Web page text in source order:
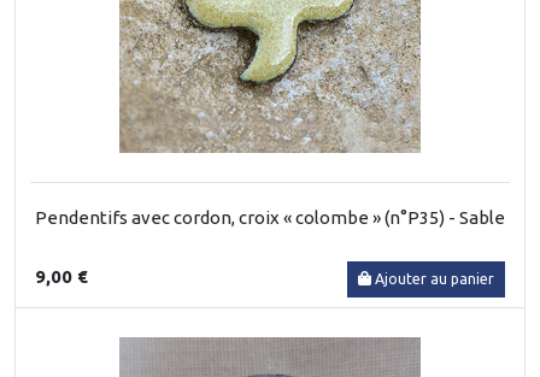
Pendentifs avec cordon, croix « colombe » (n°P35) - Sable
9,00 € Ajouter au panier